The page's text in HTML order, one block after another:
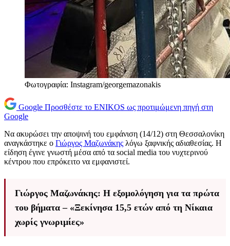
Φωτογραφία: Instagram/georgemazonakis
Google Προσθέστε το ENIKOS ως προτιμώμενη πηγή στη
Google
Να ακυρώσει την αποψινή του εμφάνιση (14/12) στη Θεσσαλονίκη
αναγκάστηκε ο Γιώργος Μαζωνάκης λόγω ξαφνικής αδιαθεσίας. Η
είδηση έγινε γνωστή μέσα από τα social media του νυχτερινού
κέντρου που επρόκειτο να εμφανιστεί.
Γιώργος Μαζωνάκης: Η εξομολόγηση για τα πρώτα
του βήματα – «Ξεκίνησα 15,5 ετών από τη Νίκαια
χωρίς γνωριμίες»